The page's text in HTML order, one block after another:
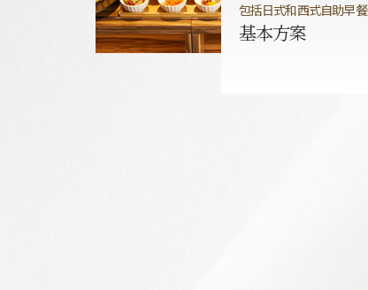
包括日式和西式自助早餐
基本方案